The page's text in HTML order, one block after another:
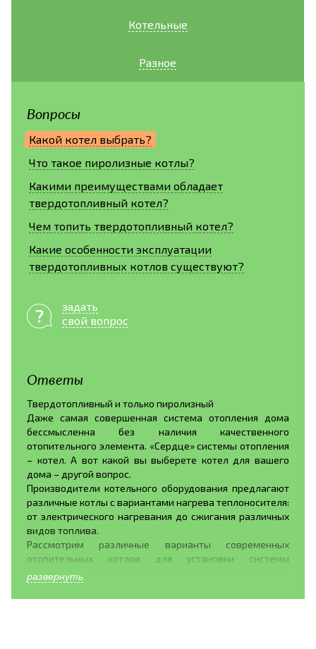
Котельные
Разное
Вопросы
Какой котел выбрать?
Что такое пиролизные котлы?
Какими преимуществами обладает
твердотопливный котел?
Чем топить твердотопливный котел?
Какие особенности эксплуатации
твердотопливных котлов существуют?
задать
свой вопрос
Ответы
Твердотопливный и только пиролизный
Даже самая совершенная система отопления дома
бессмысленна без наличия качественного
отопительного элемента. «Сердце» системы отопления
– котел. А вот какой вы выберете котел для вашего
дома – другой вопрос.
Производители котельного оборудования предлагают
различные котлы с вариантами нагрева теплоносителя:
от электрического нагревания до сжигания различных
видов топлива.
Рассмотрим различные варианты современных
отопительных котлов для установки системы
отопления дома.
Газовые котлы. Газовое оборудование обладает рядом
достоинств, это- широкое распространение топлива,
развернуть